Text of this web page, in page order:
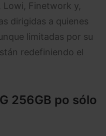
Lowi, Finetwork y,
dirigidas a quienes
limitadas por su
redefiniendo el
256GB po sólo